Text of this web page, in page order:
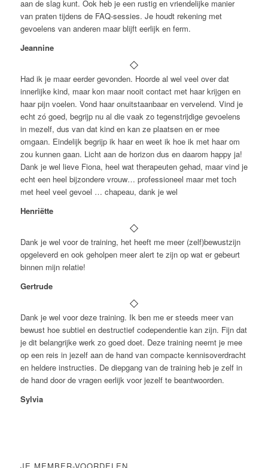
aan de slag kunt. Ook heb je een rustig en vriendelijke manier
van praten tijdens de FAQ-sessies. Je houdt rekening met
gevoelens van anderen maar blijft eerlijk en ferm.
Jeannine
Had ik je maar eerder gevonden. Hoorde al wel veel over dat
innerlijke kind, maar kon maar nooit contact met haar krijgen en
haar pijn voelen. Vond haar onuitstaanbaar en vervelend. Vind je
echt zó goed, begrijp nu al die vaak zo tegenstrijdige gevoelens
in mezelf, dus van dat kind en kan ze plaatsen en er mee
omgaan. Eindelijk begrijp ik haar en weet ik hoe ik met haar om
zou kunnen gaan. Licht aan de horizon dus en daarom happy ja!
Dank je wel lieve Fiona, heel wat therapeuten gehad, maar vind je
echt een heel bijzondere vrouw… professioneel maar met toch
met heel veel gevoel … chapeau, dank je wel
Henriëtte
Dank je wel voor de training, het heeft me meer (zelf)bewustzijn
opgeleverd en ook geholpen meer alert te zijn op wat er gebeurt
binnen mijn relatie!
Gertrude
Dank je wel voor deze training. Ik ben me er steeds meer van
bewust hoe subtiel en destructief codependentie kan zijn. Fijn dat
je dit belangrijke werk zo goed doet. Deze training neemt je mee
op een reis in jezelf aan de hand van compacte kennisoverdracht
en heldere instructies. De diepgang van de training heb je zelf in
de hand door de vragen eerlijk voor jezelf te beantwoorden.
Sylvia